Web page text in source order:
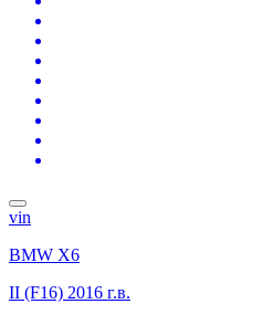
vin
BMW X6
II (F16) 2016 г.в.